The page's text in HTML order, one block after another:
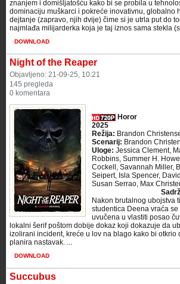
znanjem i domišljatošću kako bi se probila u
dominaciju muškarci i pokreće inovativnu, globalno
dejtanje (zapravo, njih dvije) čime si je utrla put do
najmlađa milijarderka koja je taj iznos sama stekla
DOWNLOAD
Night of the Reaper
Objavljeno: 21-09-25, 10:21
145 pregleda
0 komentara
Horor
2025
Režija: Brandon
Scenarij: Brandon
Uloge: Jessica Clement,
Robbins, Summer H.
Cockell, Savannah Miller,
Seipert, Isla Spencer,
Susan Serrao, Max
Nakon brutalnog ubojstva
studentica Deena vraća
uvučena u vlastiti posao
lokalni šerif poštom dobije dokaz koji dokazuje da
izolirani incident, kreće u lov na blago kako bi otkrio
planira nastavak. ...
DOWNLOAD
Succubus